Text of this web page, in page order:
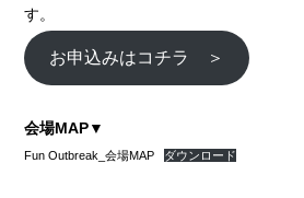
す。
お申込みはコチラ ＞
会場MAP▼
Fun Outbreak_会場MAP ダウンロード